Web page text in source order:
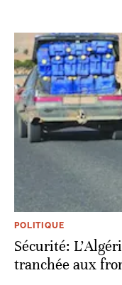
POLITIQUE
Sécurité:
tranchée aux